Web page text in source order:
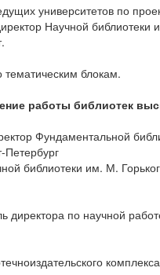
университетов по
Научной библиотеки
тематическим блокам.
работы библиотек
Фундаментальной
библиотеки им. М.
директора по научной